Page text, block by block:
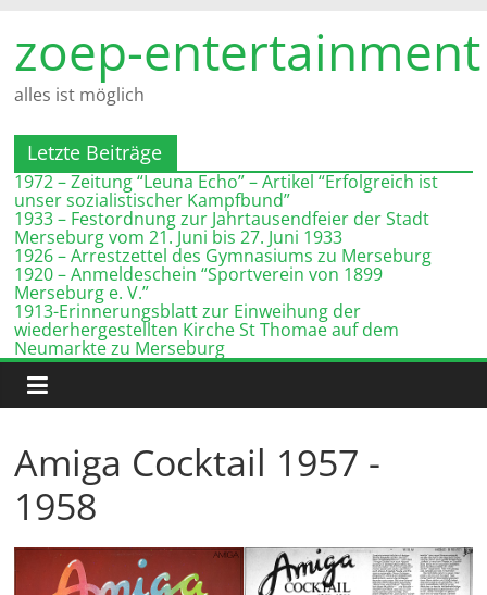
Inhalt
springen
zoep-entertainment
alles ist möglich
Letzte Beiträge
1972 – Zeitung “Leuna Echo” – Artikel “Erfolgreich ist
unser sozialistischer Kampfbund”
1933 – Festordnung zur Jahrtausendfeier der Stadt
Merseburg vom 21. Juni bis 27. Juni 1933
1926 – Arrestzettel des Gymnasiums zu Merseburg
1920 – Anmeldeschein “Sportverein von 1899
Merseburg e. V.”
1913-Erinnerungsblatt zur Einweihung der
wiederhergestellten Kirche St Thomae auf dem
Neumarkte zu Merseburg
Amiga Cocktail 1957 -
1958